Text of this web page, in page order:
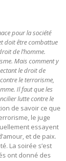
pour la société
doit être combattue
de l’homme.
Mais comment y
le droit de
le terrorisme,
Il faut que les
lutte contre le
de savoir ce que
le juge
essayent
et de paix.
La soirée s’est
ont donné des